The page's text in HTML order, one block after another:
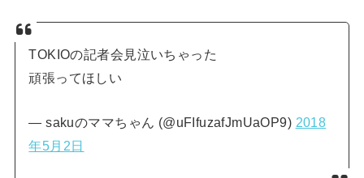
TOKIOの記者会見泣いちゃった
頑張ってほしい
— sakuのママちゃん (@uFIfuzafJmUaOP9) 2018
年5月2日